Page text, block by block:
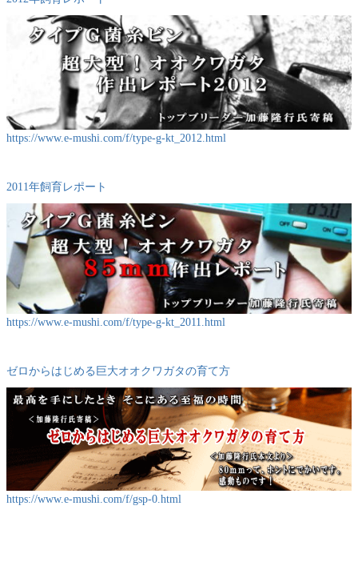
https://www.e-mushi.com/f/type-g-kt_2012.html
2011年飼育レポート
https://www.e-mushi.com/f/type-g-kt_2011.html
ゼロからはじめる巨大オオクワガタの育て方
https://www.e-mushi.com/f/gsp-0.html